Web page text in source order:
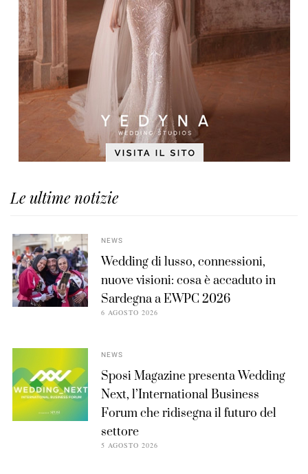
Le ultime notizie
NEWS
Wedding di lusso, connessioni,
nuove visioni: cosa è accaduto in
Sardegna a EWPC 2026
6 AGOSTO 2026
NEWS
Sposi Magazine presenta Wedding
Next, l’International Business
Forum che ridisegna il futuro del
settore
5 AGOSTO 2026